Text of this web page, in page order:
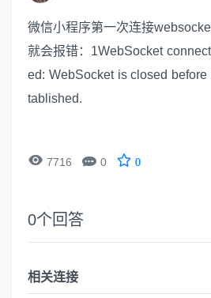
微信小程序第一次连接
就会报错：1WebSocket
ed: WebSocket is closed
tablished.
 7716  0 0
0个回答
相关连接